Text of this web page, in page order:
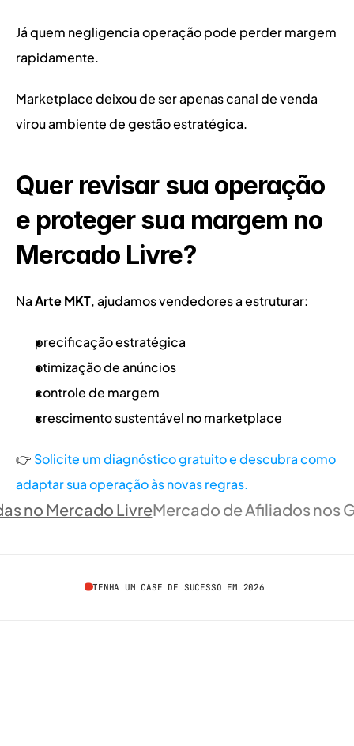
Já quem negligencia operação pode perder margem
rapidamente.
Marketplace deixou de ser apenas canal de venda
virou ambiente de gestão estratégica.
Quer revisar sua operação
e proteger sua margem no
Mercado Livre?
Na Arte MKT, ajudamos vendedores a estruturar:
precificação estratégica
otimização de anúncios
controle de margem
crescimento sustentável no marketplace
👉 Solicite um diagnóstico gratuito e descubra como
adaptar sua operação às novas regras.
no Mercado LivreMercado de Afiliados nos
TENHA UM CASE DE SUCESSO EM 2026